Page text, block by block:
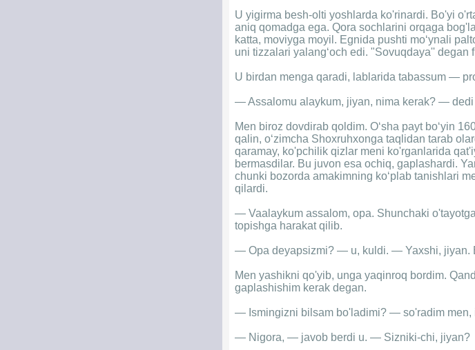
U yigirma besh-olti yoshlarda ko'rinardi. Bo'yi
aniq qomadga ega. Qora sochlarini orqaga
katta, moviyga moyil. Egnida pushti mo‘ynali
uni tizzalari yalang‘och edi. "Sovuqdaya''
U birdan menga qaradi, lablarida tabassum —
— Assalomu alaykum, jiyan, nima kerak? — dedi
Men biroz dovdirab qoldim. O‘sha payt bo‘yin
qalin, o‘zimcha Shoxruhxonga taqlidan tarab
qaramay, ko'pchilik qizlar meni ko'rganlarida
bermasdilar. Bu juvon esa ochiq, gaplashardi.
chunki bozorda amakimning ko‘plab tanishlari
qilardi.
— Vaalaykum assalom, opa. Shunchaki
topishga harakat qilib.
— Opa deyapsizmi? — u, kuldi. — Yaxshi, jiyan.
Men yashikni qo'yib, unga yaqinroq bordim.
gaplashishim kerak degan.
— Ismingizni bilsam bo'ladimi? — so'radim men,
— Nigora, — javob berdi u. — Sizniki-chi, jiyan?